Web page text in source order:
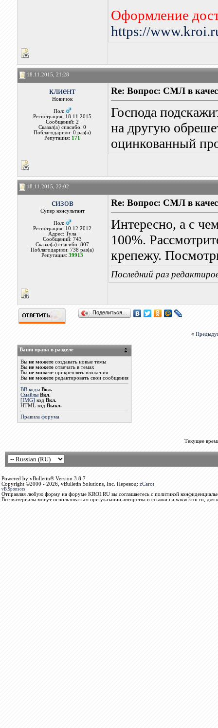
Оформление
https://
18.11.2015, 21:28
клиент
Новичок
Пол:
Регистрация: 18.11.2015
Сообщений: 2
Сказал(а) спасибо: 0
Поблагодарили: 0 раз(а)
Репутация: 171
Re: Вопрос: СМЛ в
Господа
на другую
оцинкованный
18.11.2015, 22:02
сизов
Супер консультант
Пол:
Регистрация: 10.12.2012
Адрес: Тула
Сообщений: 743
Сказал(а) спасибо: 807
Поблагодарили: 738 раз(а)
Репутация:39913
Re: Вопрос: СМЛ в
Интересно, а с
100%.
крепежу.
Последний раз
Поделиться…
«
Ваши права в разделе
Вы не можетесоздавать новые темы
Вы не можетеотвечать в темах
Вы не можетеприкреплять вложения
Вы не можетередактировать свои сообщения
BB коды Вкл.
Смайлы Вкл.
[IMG] код Вкл.
HTML код Выкл.
Правила форума
Текущее
Powered by vBulletin® Version 3.8.7
Copyright ©2000 - 2026, vBulletin Solutions, Inc. Перевод: zCarot
vB.Sponsors
Отправляя любую форму на форуме KROI.RU вы соглашаетесь с политикой
Все материалы могут использоваться при указании авторства и ссылки на www.kroi.ru, для